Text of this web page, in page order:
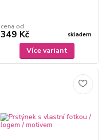
cena od
349 Kč skladem
Více variant